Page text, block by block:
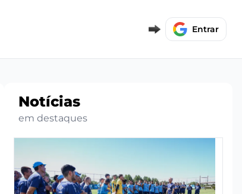
Entrar
Notícias
em destaques